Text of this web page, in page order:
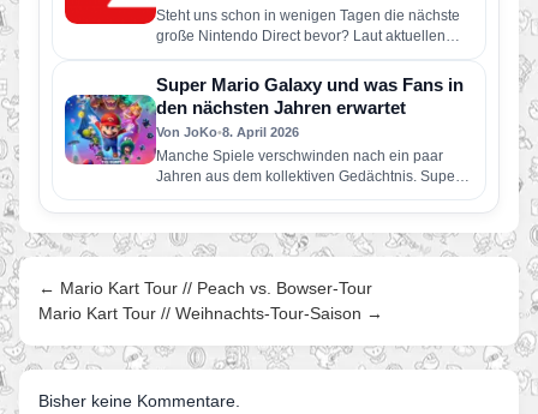
Steht uns schon in wenigen Tagen die nächste
große Nintendo Direct bevor? Laut aktuellen
Berichten soll Nintendo bereits…
Super Mario Galaxy und was Fans in
den nächsten Jahren erwartet
Von JoKo•8. April 2026
Manche Spiele verschwinden nach ein paar
Jahren aus dem kollektiven Gedächtnis. Super
Mario Galaxy nicht. Erschienen im November…
← Mario Kart Tour // Peach vs. Bowser-Tour
Mario Kart Tour // Weihnachts-Tour-Saison →
Bisher keine Kommentare.